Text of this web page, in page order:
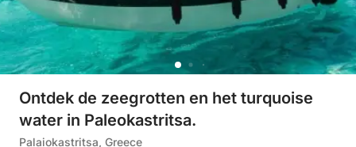
Ontdek de zeegrotten en het turquoise
water in Paleokastritsa.
Palaiokastritsa, Greece